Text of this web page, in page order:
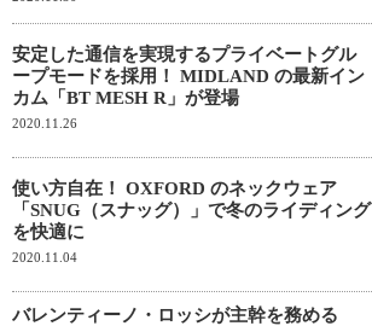
安定した通信を実現するプライベートグル
ープモードを採用！ MIDLAND の最新イン
カム「BT MESH R」が登場
2020.11.26
使い方自在！ OXFORD のネックウェア
「SNUG（スナッグ）」で冬のライディング
を快適に
2020.11.04
バレンティーノ・ロッシが主幹を務める